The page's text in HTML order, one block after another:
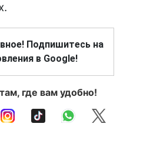
Подпишитесь на
в Google!
где вам удобно!